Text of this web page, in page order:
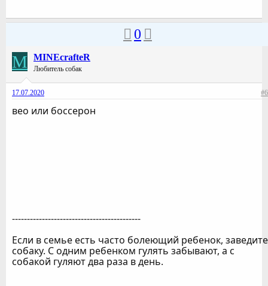
0
M MINEcrafteR
Любитель собак
17.07.2020 #6
вео или боссерон
-------------------------------------------
Если в семье есть часто болеющий ребенок, заведите
собаку. С одним ребенком гулять забывают, а с
собакой гуляют два раза в день.